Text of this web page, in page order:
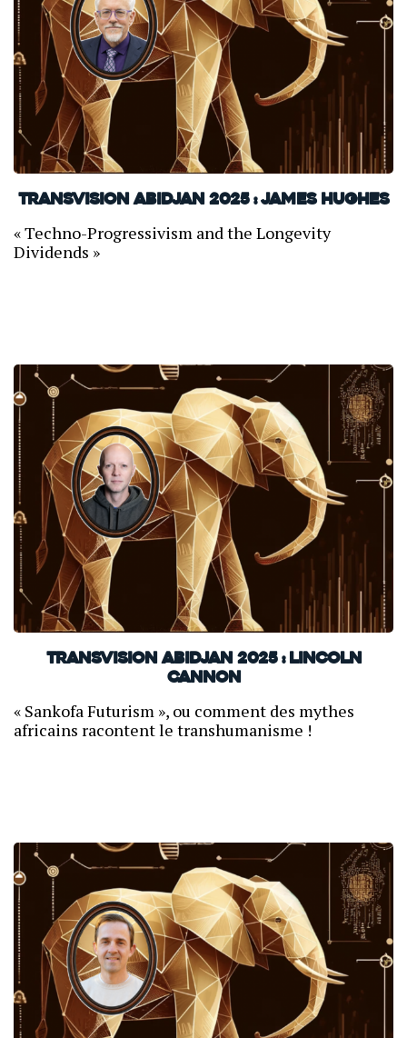
TransVision Abidjan 2025 : James Hughes
« Techno-Progressivism and the Longevity
Dividends »
TransVision Abidjan 2025 : Lincoln
Cannon
« Sankofa Futurism », ou comment des mythes
africains racontent le transhumanisme !